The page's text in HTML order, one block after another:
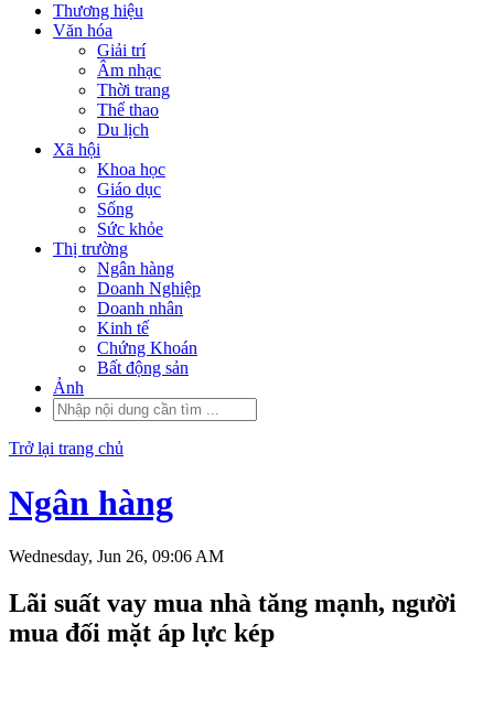
Thương hiệu
Văn hóa
Giải trí
Âm nhạc
Thời trang
Thể thao
Du lịch
Xã hội
Khoa học
Giáo dục
Sống
Sức khỏe
Thị trường
Ngân hàng
Doanh Nghiệp
Doanh nhân
Kinh tế
Chứng Khoán
Bất động sản
Ảnh
Trở lại trang chủ
Ngân hàng
Wednesday, Jun 26, 09:06 AM
Lãi suất vay mua nhà tăng mạnh, người
mua đối mặt áp lực kép